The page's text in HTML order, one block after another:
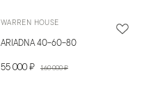
WARREN HOUSE
ARIADNA 40-60-80
55 000 ₽ 160 000 ₽